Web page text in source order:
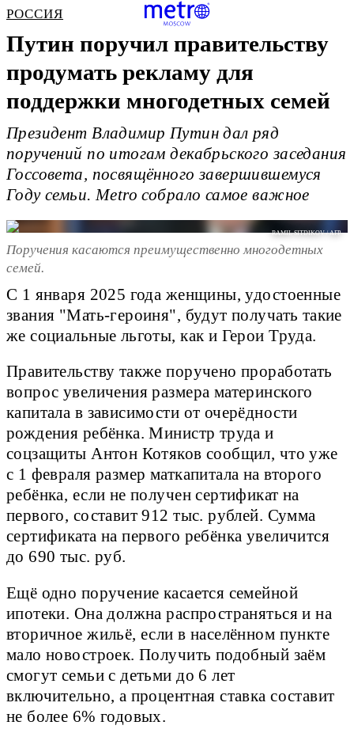
РОССИЯ
Путин поручил правительству
продумать рекламу для
поддержки многодетных семей
Президент Владимир Путин дал ряд
поручений по итогам декабрьского заседания
Госсовета, посвящённого завершившемуся
Году семьи. Metro собрало самое важное
RAMIL SITDIKOV / AFP
Поручения касаются преимущественно многодетных
семей.
С 1 января 2025 года женщины, удостоенные
звания "Мать-героиня", будут получать такие
же социальные льготы, как и Герои Труда.
Правительству также поручено проработать
вопрос увеличения размера материнского
капитала в зависимости от очерёдности
рождения ребёнка. Министр труда и
соцзащиты Антон Котяков сообщил, что уже
с 1 февраля размер маткапитала на второго
ребёнка, если не получен сертификат на
первого, составит 912 тыс. рублей. Сумма
сертификата на первого ребёнка увеличится
до 690 тыс. руб.
Ещё одно поручение касается семейной
ипотеки. Она должна распространяться и на
вторичное жильё, если в населённом пункте
мало новостроек. Получить подобный заём
смогут семьи с детьми до 6 лет
включительно, а процентная ставка составит
не более 6% годовых.